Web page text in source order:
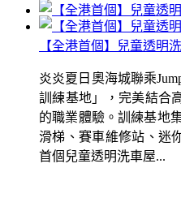
【全港首個】兒童透明
炎炎夏日奧海城聯乘
訓練基地」，完美結合
的職業體驗。訓練基地
滑梯、賽車維修站、迷
首個兒童透明洗車屋...